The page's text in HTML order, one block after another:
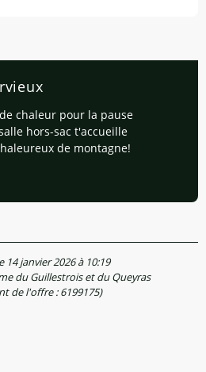
chaleur pour la pause
hors-sac t'accueille
de montagne!
14 janvier 2026 à 10:19
du Guillestrois et du Queyras
de l'offre :6199175)